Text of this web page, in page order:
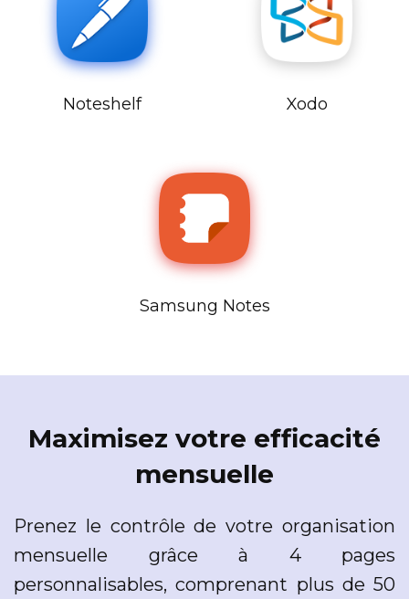
Noteshelf Xodo
Samsung Notes
Maximisez votre efficacité
mensuelle
Prenez le contrôle de votre organisation
mensuelle grâce à 4 pages
personnalisables, comprenant plus de 50